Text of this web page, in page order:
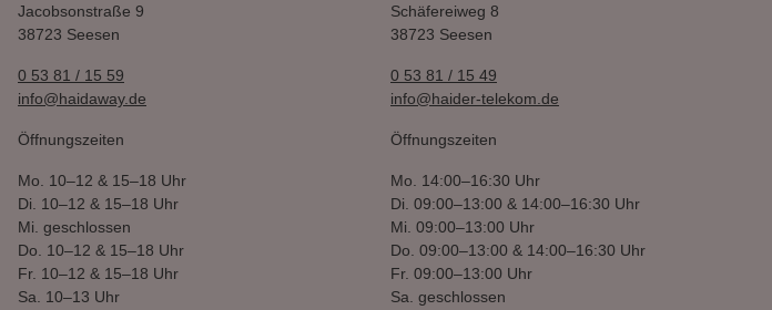
Jacobsonstraße 9
38723 Seesen
0 53 81 / 15 59
info@haidaway.de
Öffnungszeiten
Mo.
10–12 & 15–18 Uhr
Di.
10–12 & 15–18 Uhr
Mi. geschlossen
Do.
10–12 & 15–18 Uhr
Fr. 10–12 & 15–18 Uhr
Sa.
10–13 Uhr
Schäfereiweg 8
38723 Seesen
0 53 81 / 15 49
info@haider-telekom.de
Öffnungszeiten
Mo.
14:00–16:30 Uhr
Di. 09:00–13:00 & 14:00–16:30 Uhr
Mi. 09:00–13:00 Uhr
Do. 09:00–13:00 & 14:00–16:30 Uhr
Fr. 09:00–13:00 Uhr
Sa. geschlossen